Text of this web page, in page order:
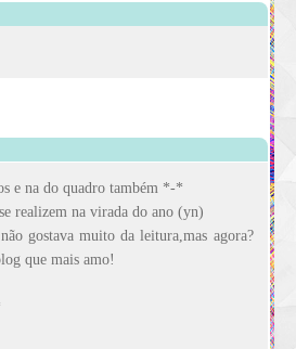
e na do quadro também *-*
realizem na virada do ano (yn)
gostava muito da leitura,mas agora?
que mais amo!